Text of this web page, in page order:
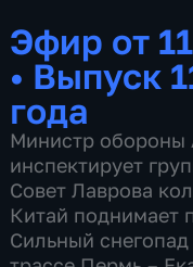
Эфир от
• Выпуск
года
Министр обороны
инспектирует
Совет Лаврова
Китай поднимает
Сильный